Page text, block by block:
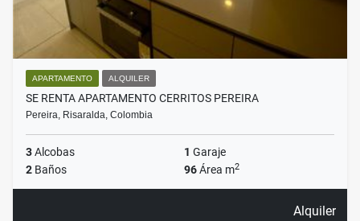
APARTAMENTO ALQUILER
SE RENTA APARTAMENTO CERRITOS PEREIRA
Pereira, Risaralda, Colombia
3Alcobas 1 Garaje
2 Baños 96Área m2
Alquiler